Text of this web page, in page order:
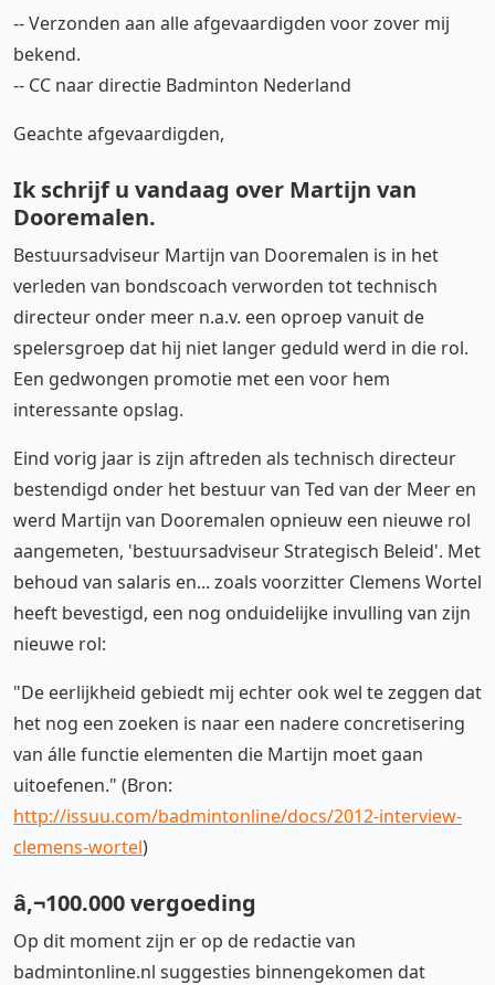
-- Verzonden aan alle afgevaardigden voor zover mij
bekend.
-- CC naar directie Badminton Nederland
Geachte afgevaardigden,
Ik schrijf u vandaag over Martijn van
Dooremalen.
Bestuursadviseur Martijn van Dooremalen is in het
verleden van bondscoach verworden tot technisch
directeur onder meer n.a.v. een oproep vanuit de
spelersgroep dat hij niet langer geduld werd in die rol.
Een gedwongen promotie met een voor hem
interessante opslag.
Eind vorig jaar is zijn aftreden als technisch directeur
bestendigd onder het bestuur van Ted van der Meer en
werd Martijn van Dooremalen opnieuw een nieuwe rol
aangemeten, 'bestuursadviseur Strategisch Beleid'. Met
behoud van salaris en... zoals voorzitter Clemens Wortel
heeft bevestigd, een nog onduidelijke invulling van zijn
nieuwe rol:
"De eerlijkheid gebiedt mij echter ook wel te zeggen dat
het nog een zoeken is naar een nadere concretisering
van álle functie elementen die Martijn moet gaan
uitoefenen." (Bron:
http://issuu.com/badmintonline/docs/2012-interview-
clemens-wortel)
â‚¬100.000 vergoeding
Op dit moment zijn er op de redactie van
badmintonline.nl suggesties binnengekomen dat